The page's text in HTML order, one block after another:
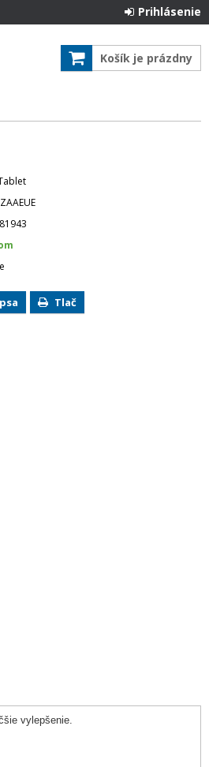
Prihlásenie
Košík je prázdny
Tlač
vylepšenie.